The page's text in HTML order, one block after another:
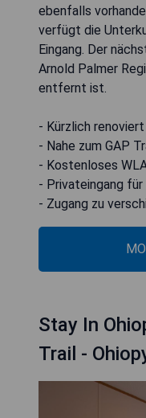
ebenfalls
verfügt die
Eingang. Der
Arnold Palmer
entfernt ist.
- Kürzlich renoviert
- Nahe zum GAP
- Kostenloses
- Privateingang
- Zugang zu
Stay In
Trail -